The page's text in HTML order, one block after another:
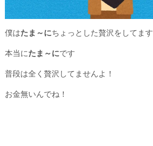
僕はたま～にちょっとした贅沢をしてます
本当にたま～にです
普段は全く贅沢してませんよ！
お金無いんでね！